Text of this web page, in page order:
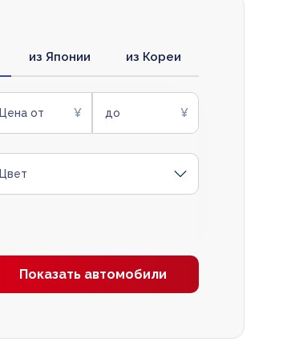
из Японии из Кореи
Цена от до
Цвет
Показать автомобили